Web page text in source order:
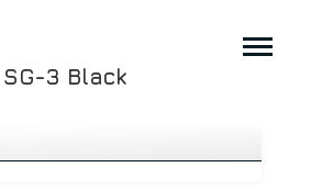
SG-3 Black